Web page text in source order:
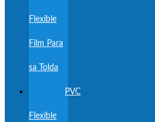
Flexible
Film Para
sa Tolda
PVC
Flexible